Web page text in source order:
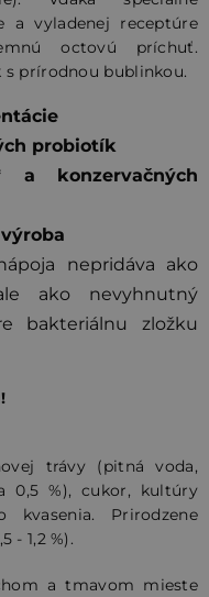
a vyladenej receptúre
octovú príchuť.
prírodnou bublinkou.
probiotík
a konzervačných
nepridáva ako
ako nevyhnutný
bakteriálnu zložku
trávy (pitná voda,
0,5 %), cukor, kultúry
kvasenia. Prirodzene
- 1,2 %).
a tmavom mieste